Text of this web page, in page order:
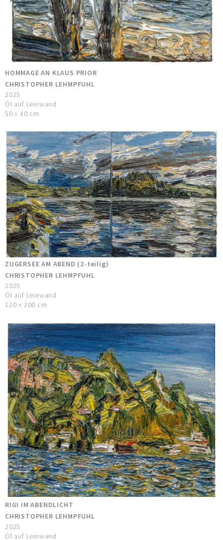
HOMMAGE AN KLAUS PRIOR
CHRISTOPHER LEHMPFUHL
2025
Öl auf Leinwand
50 x 40 cm
ZUGERSEE AM ABEND (2-teilig)
CHRISTOPHER LEHMPFUHL
2025
Öl auf Leinwand
120 x 200 cm
RIGI IM ABENDLICHT
CHRISTOPHER LEHMPFUHL
2025
Öl auf Leinwand